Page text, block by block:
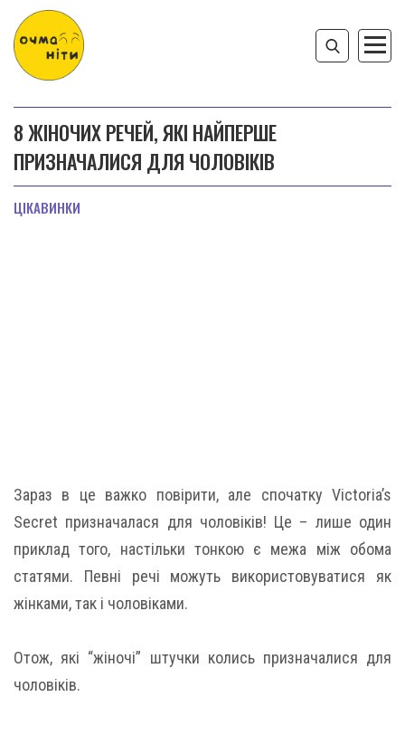
8 ЖІНОЧИХ РЕЧЕЙ, ЯКІ НАЙПЕРШЕ
ПРИЗНАЧАЛИСЯ ДЛЯ ЧОЛОВІКІВ
ЦІКАВИНКИ
Зараз в це важко повірити, але спочатку Victoria’s
Secret призначалася для чоловіків! Це – лише один
приклад того, настільки тонкою є межа між обома
статями. Певні речі можуть використовуватися як
жінками, так і чоловіками.
Отож, які “жіночі” штучки колись призначалися для
чоловіків.